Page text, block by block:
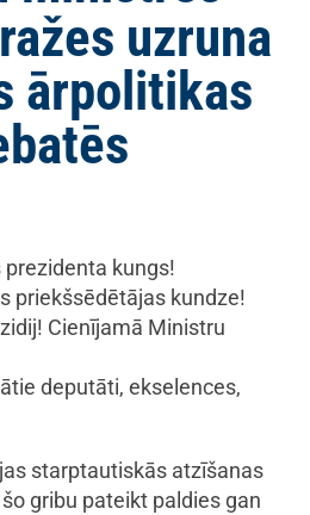
uzruna
ārpolitikas
kungs!
priekšsēdētājas kundze!
Cienījamā Ministru
deputāti, ekselences,
starptautiskās atzīšanas
gribu pateikt paldies gan